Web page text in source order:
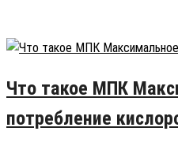
Что такое МПК
потребление